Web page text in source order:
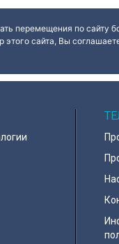
перемещения по сайту
сайта, Вы